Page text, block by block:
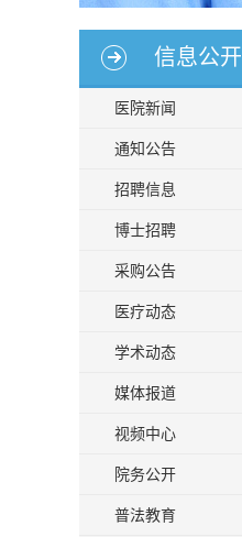
信息公开
医院新闻
通知公告
招聘信息
博士招聘
采购公告
医疗动态
学术动态
媒体报道
视频中心
院务公开
普法教育